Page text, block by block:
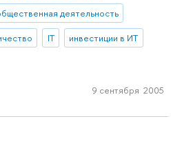
деятельность
IT
инвестиции в ИТ
9 сентября 2005